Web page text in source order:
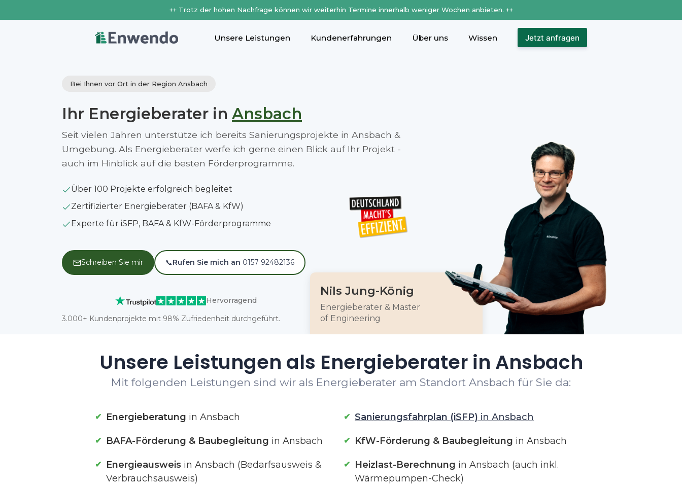
++ Trotz der hohen Nachfrage können wir weiterhin Termine innerhalb weniger Wochen anbieten. ++
Unsere Leistungen Kundenerfahrungen Über uns Wissen Jetzt anfragen
Bei Ihnen vor Ort in der Region Ansbach
Ihr Energieberater in Ansbach
Seit vielen Jahren unterstütze ich bereits Sanierungsprojekte in Ansbach &
Umgebung. Als Energieberater werfe ich gerne einen Blick auf Ihr Projekt -
auch im Hinblick auf die besten Förderprogramme.
Über 100 Projekte erfolgreich begleitet
Zertifizierter Energieberater (BAFA & KfW)
Experte für iSFP, BAFA & KfW-Förderprogramme
Schreiben Sie mir 📞Rufen Sie mich an 0157 92482136
Hervorragend
3.000+ Kundenprojekte mit 98% Zufriedenheit durchgeführt.
Nils Jung-König
Energieberater & Master
of Engineering
Unsere Leistungen als Energieberater in Ansbach
Mit folgenden Leistungen sind wir als Energieberater am Standort Ansbach für Sie da:
Energieberatung in Ansbach Sanierungsfahrplan (iSFP) in Ansbach
BAFA-Förderung & Baubegleitung in Ansbach KfW-Förderung & Baubegleitung in Ansbach
Energieausweis in Ansbach (Bedarfsausweis &
Verbrauchsausweis)
Heizlast-Berechnung in Ansbach (auch inkl.
Wärmepumpen-Check)